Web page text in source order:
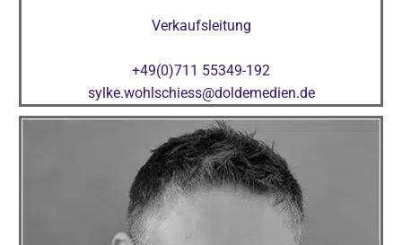
Verkaufsleitung
+49(0)711 55349-192
sylke.wohlschiess@doldemedien.de